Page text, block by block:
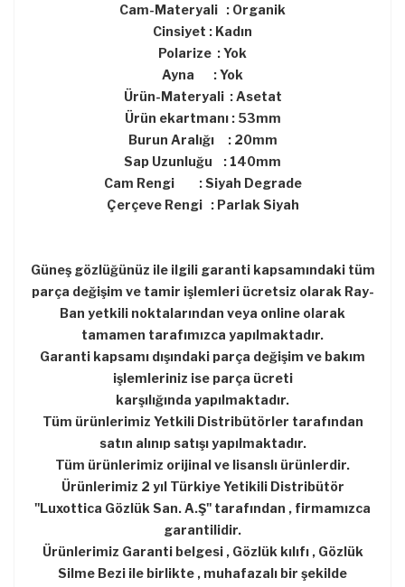
Cam-Materyali : Organik
Cinsiyet : Kadın
Polarize : Yok
Ayna : Yok
Ürün-Materyali : Asetat
Ürün ekartmanı : 53mm
Burun Aralığı : 20mm
Sap Uzunluğu : 140mm
Cam Rengi : Siyah Degrade
Çerçeve Rengi : Parlak Siyah
Güneş gözlüğünüz ile ilgili garanti kapsamındaki tüm
parça değişim ve tamir işlemleri ücretsiz olarak Ray-
Ban yetkili noktalarından veya online olarak
tamamen tarafımızca yapılmaktadır.
Garanti kapsamı dışındaki parça değişim ve bakım
işlemleriniz ise parça ücreti
karşılığında yapılmaktadır.
Tüm ürünlerimiz Yetkili Distribütörler tarafından
satın alınıp satışı yapılmaktadır.
Tüm ürünlerimiz orijinal ve lisanslı ürünlerdir.
Ürünlerimiz 2 yıl Türkiye Yetikili Distribütör
''Luxottica Gözlük San. A.Ş'' tarafından , firmamızca
garantilidir.
Ürünlerimiz Garanti belgesi , Gözlük kılıfı , Gözlük
Silme Bezi ile birlikte , muhafazalı bir şekilde